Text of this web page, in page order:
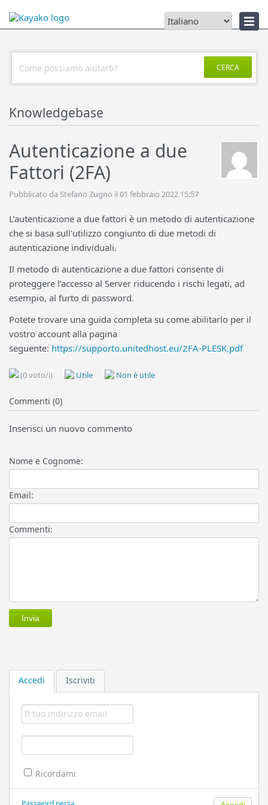
Notizie
Accedi Iscriviti
Ricordami
CERCA
Knowledgebase
Autenticazione a due
Fattori (2FA)
Pubblicato da Stefano Zugno il 01 febbraio 2022 15:57
L’autenticazione a due fattori è un metodo di autenticazione
che si basa sull'utilizzo congiunto di due metodi di
autenticazione individuali.
Il metodo di autenticazione a due fattori consente di
proteggere l’accesso al Server riducendo i rischi legati, ad
esempio, al furto di password.
Potete trovare una guida completa su come abilitarlo per il
vostro account alla pagina
seguente: https://supporto.unitedhost.eu/2FA-PLESK.pdf
(0 voto/i) Utile Non è utile
Commenti (0)
Inserisci un nuovo commento
Nome e Cognome:
Email:
Commenti: